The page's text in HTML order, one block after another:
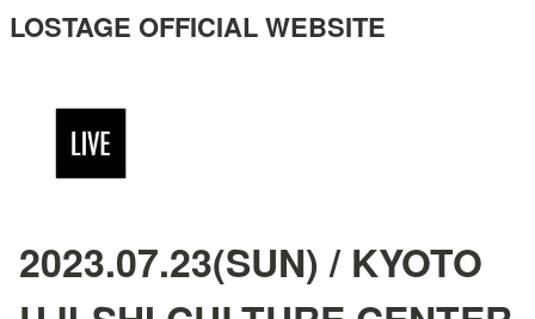
LOSTAGE OFFICIAL WEBSITE
2023.07.23(SUN) / KYOTO